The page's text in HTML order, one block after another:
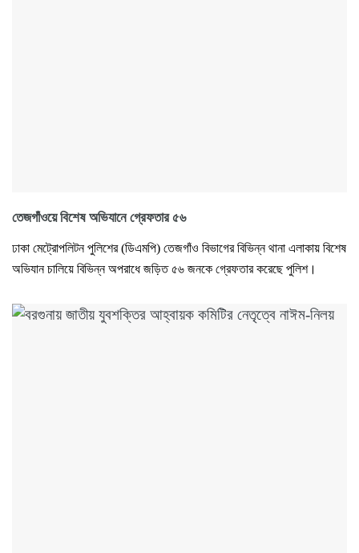
তেজগাঁওয়ে বিশেষ অভিযানে গ্রেফতার ৫৬
ঢাকা মেট্রোপলিটন পুলিশের (ডিএমপি) তেজগাঁও বিভাগের বিভিন্ন থানা এলাকায় বিশেষ
অভিযান চালিয়ে বিভিন্ন অপরাধে জড়িত ৫৬ জনকে গ্রেফতার করেছে পুলিশ।